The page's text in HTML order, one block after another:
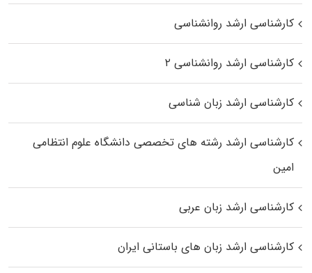
کارشناسی ارشد روانشناسی
کارشناسی ارشد روانشناسی ۲
کارشناسی ارشد زبان شناسی
کارشناسی ارشد رﺷﺘﻪ ﻫﺎی تخصصی داﻧﺸﮕﺎه ﻋﻠﻮم انتظامی
اﻣﻴﻦ
کارشناسی ارشد زبان عربی
کارشناسی ارشد زبان‌ های باستانی ایران